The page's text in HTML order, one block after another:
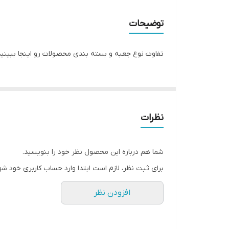
توضیحات
تفاوت نوع جعبه و بسته بندی محصولات رو اینجا
نظرات
شما هم درباره این محصول نظر خود را بنویسید.
برای ثبت نظر، لازم است ابتدا وارد حساب کاربری خود
افزودن نظر